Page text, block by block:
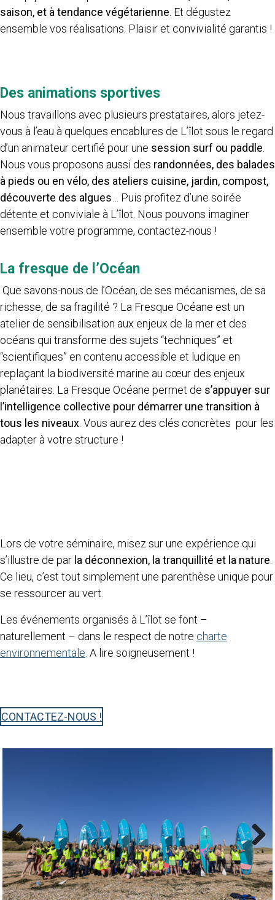
saison, et à tendance végétarienne . Et dégustez
ensemble vos réalisations. Plaisir et convivialité garantis !
Des animations sportives
Nous travaillons avec plusieurs prestataires, alors jetez-
vous à l’eau à quelques encablures de L’îlot sous le regard
d’un animateur certifié pour une session surf ou paddle
Nous vous proposons aussi des randonnées, des balades
à pieds ou en vélo, des ateliers cuisine, jardin, compost,
découverte des algues … Puis profitez d’une soirée
détente et conviviale à L’îlot. Nous pouvons imaginer
ensemble votre programme, contactez-nous !
La fresque de l’Océan
Que savons-nous de l’Océan, de ses mécanismes, de sa
richesse, de sa fragilité ? La Fresque Océane est un
atelier de sensibilisation aux enjeux de la mer et des
océans qui transforme des sujets “techniques” et
“scientifiques” en contenu accessible et ludique en
replaçant la biodiversité marine au cœur des enjeux
planétaires. La Fresque Océane permet de s’appuyer sur
l’intelligence collective pour démarrer une transition à
tous les niveaux . Vous aurez des clés concrètes pour les
adapter à votre structure !
Lors de votre séminaire, misez sur une expérience qui
s’illustre de par la déconnexion, la tranquillité et la nature
Ce lieu, c’est tout simplement une parenthèse unique pour
se ressourcer au vert.
Les événements organisés à L’îlot se font –
naturellement – dans le respect de notre charte
environnementale . A lire soigneusement !
CONTACTEZ-NOUS !
Prev
ious
Next